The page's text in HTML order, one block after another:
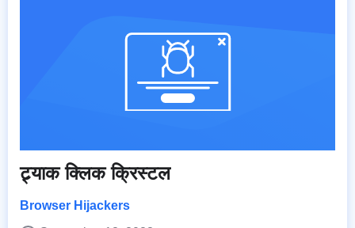
ट्र्याक क्लिक क्रिस्टल
Browser Hijackers